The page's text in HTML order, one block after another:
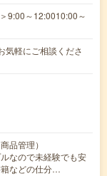
9:00～12:0010:00～
軽にご相談くださ
品管理）
なので未経験でも安
などの仕分…